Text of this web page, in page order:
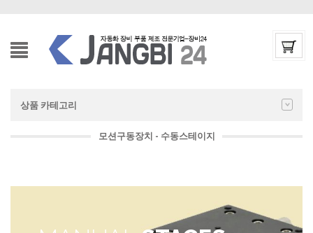
상품 카테고리
모션구동장치 - 수동스테이지